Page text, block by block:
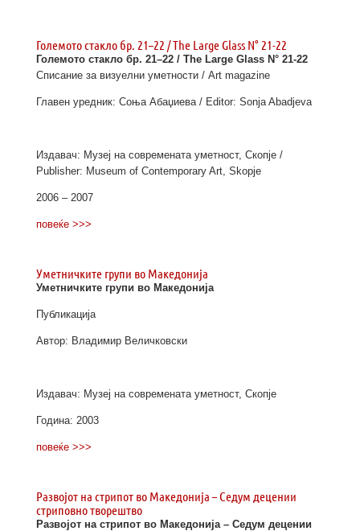
Големото стакло бр. 21–22 / The Large Glass N° 21-22
Големото стакло бр. 21–22 / The Large Glass N° 21-22
Списание за визуелни уметности / Art magazine
Главен уредник: Соња Абаџиева / Editor: Sonja Abadjeva
Издавач: Музеј на современата уметност, Скопје /
Publisher: Museum of Contemporary Art, Skopje
2006 – 2007
повеќе >>>
Уметничките групи во Македонија
Уметничките групи во Македонија
Публикација
Автор: Владимир Величковски
Издавач: Музеј на современата уметност, Скопје
Година: 2003
повеќе >>>
Развојот на стрипот во Македонија – Седум децении
стриповно творештво
Развојот на стрипот во Македонија – Седум децении